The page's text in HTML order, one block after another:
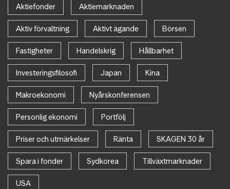
Aktiefonder Aktiemarknaden
Aktiv förvaltning Aktivt ägande Börsen
Fastigheter Handelskrig Hållbarhet
Investeringsfilosofi Japan Kina
Makroekonomi Nyårskonferensen
Personlig ekonomi Portfölj
Priser och utmärkelser Ränta SKAGEN 30 år
Spara i fonder Sydkorea Tillväxtmarknader
USA